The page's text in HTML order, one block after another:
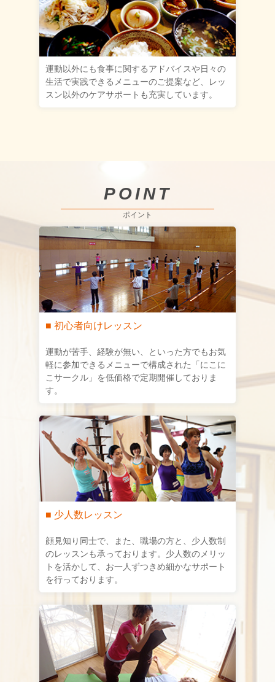
運動以外にも食事に関するアドバイスや日々の
生活で実践できるメニューのご提案など、レッ
スン以外のケアサポートも充実しています。
POINT
ポイント
■ 初心者向けレッスン
運動が苦手、経験が無い、といった方でもお気
軽に参加できるメニューで構成された「にこに
こサークル」を低価格で定期開催しておりま
す。
■ 少人数レッスン
顔見知り同士で、また、職場の方と、少人数制
のレッスンも承っております。少人数のメリッ
トを活かして、お一人ずつきめ細かなサポート
を行っております。